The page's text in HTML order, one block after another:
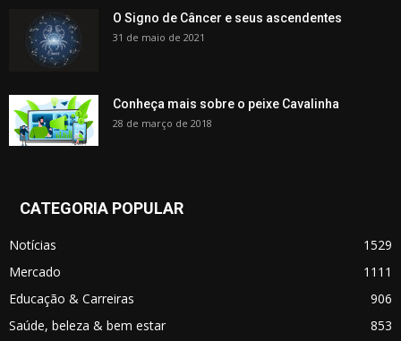
O Signo de Câncer e seus ascendentes
31 de maio de 2021
Conheça mais sobre o peixe Cavalinha
28 de março de 2018
CATEGORIA POPULAR
Notícias
1529
Mercado
1111
Educação & Carreiras
906
Saúde, beleza & bem estar
853